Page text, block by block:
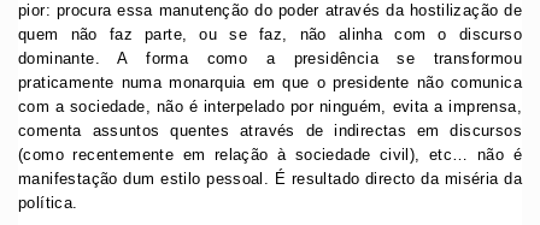
pior: procura essa manutenção do poder através da hostilização de
quem não faz parte, ou se faz, não alinha com o discurso
dominante. A forma como a presidência se transformou
praticamente numa monarquia em que o presidente não comunica
com a sociedade, não é interpelado por ninguém, evita a imprensa,
comenta assuntos quentes através de indirectas em discursos
(como recentemente em relação à sociedade civil), etc… não é
manifestação dum estilo pessoal. É resultado directo da miséria da
política.